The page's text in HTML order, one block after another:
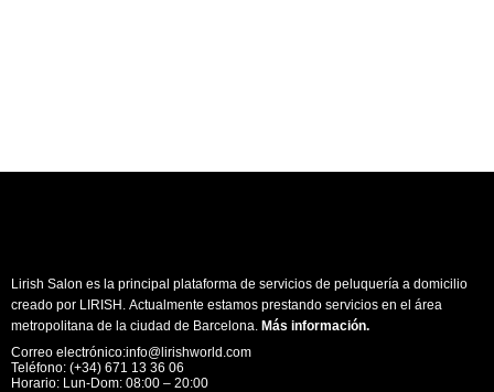
Lirish Salon es la principal plataforma de servicios de peluquería a domicilio
creado por LIRISH. Actualmente estamos prestando servicios en el área
metropolitana de la ciudad de Barcelona. Más información.
Correo electrónico:info@lirishworld.com
Teléfono: (+34) 671 13 36 06
Horario: Lun-Dom: 08:00 – 20:00